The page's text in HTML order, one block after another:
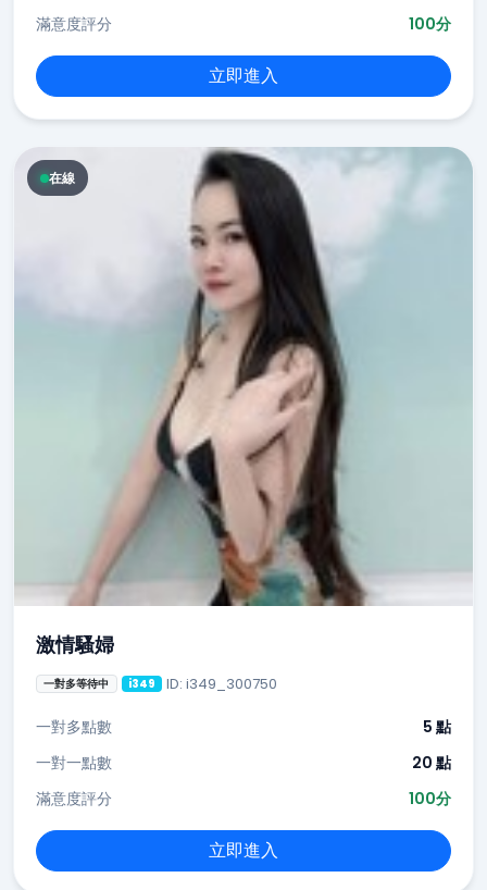
滿意度評分
100分
立即進入
在線
激情騷婦
一對多等待中 i349 ID: i349_300750
一對多點數
5 點
一對一點數
20 點
滿意度評分
100分
立即進入